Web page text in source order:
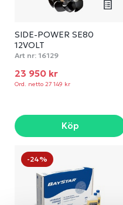
SIDE-POWER SE80
12VOLT
Art nr: 16129
23 950 kr
Ord. netto 27 149 kr
Köp
-24%